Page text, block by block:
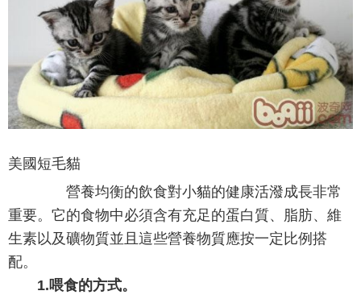
美國短毛貓
營養均衡的飲食對小貓的健康活潑成長非常
重要。它的食物中必須含有充足的蛋白質、脂肪、維
生素以及礦物質並且這些營養物質應按一定比例搭
配。
1.喂食的方式。